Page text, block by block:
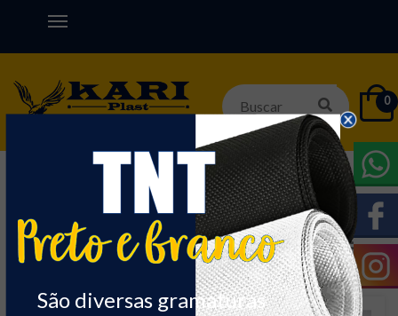
0
DIVERSOS
Ordenar: Nome
São diversas gramaturas